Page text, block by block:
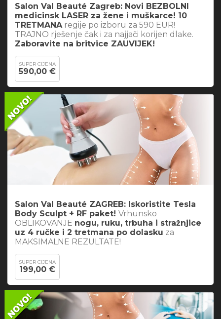
Salon Val Beauté Zagreb: Novi BEZBOLNI
medicinsk LASER za žene i muškarce! 10
TRETMANA regije po izboru za 590 EUR!
TRAJNO rješenje čak i za najjači korijen dlake.
Zaboravite na britvice ZAUVIJEK!
SUPER CIJENA
590,00 €
Salon Val Beauté ZAGREB: Iskoristite Tesla
Body Sculpt + RF paket! Vrhunsko
OBLIKOVANJE nogu, ruku, trbuha i stražnjice
uz 4 ručke i 2 tretmana po dolasku za
MAKSIMALNE REZULTATE!
SUPER CIJENA
199,00 €